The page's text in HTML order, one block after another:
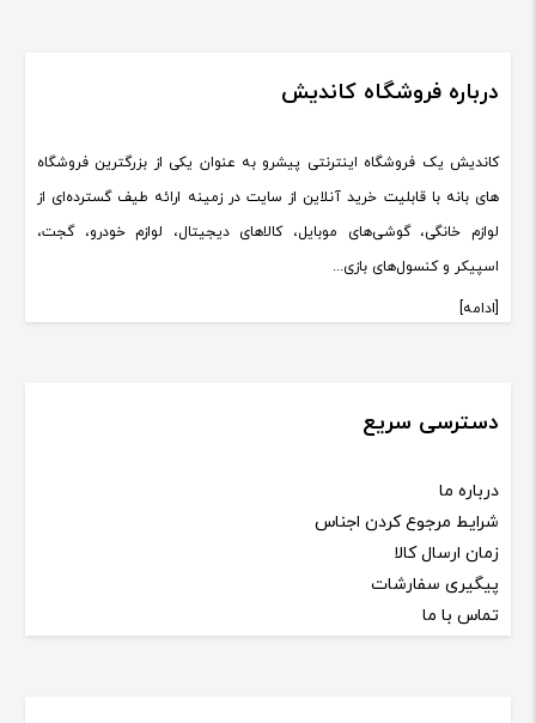
درباره فروشگاه کاندیش
کاندیش یک فروشگاه اینترنتی پیشرو به عنوان یکی از بزرگترین فروشگاه
های بانه با قابلیت خرید آنلاین از سایت در زمینه ارائه طیف گسترده‌ای از
لوازم خانگی، گوشی‌های موبایل، کالاهای دیجیتال، لوازم خودرو، گجت،
اسپیکر و کنسول‌های بازی...
[ادامه]
دسترسی سریع
درباره ما
شرایط مرجوع کردن اجناس
زمان ارسال کالا
پیگیری سفارشات
تماس با ما